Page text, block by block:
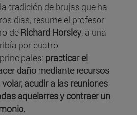
tradición de brujas que ha
días, resume el profesor
de Richard Horsley, a una
por cuatro
practicar el
daño mediante recursos
acudir a las reuniones
aquelarres y contraer un